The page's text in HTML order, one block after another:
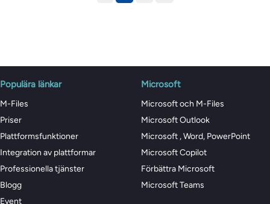
Populära länkar
M-Files
Priser
Plattformsfunktioner
Integration av plattformar
Professionella tjänster
Blogg
Event
Microsoft
Microsoft och M-Files
Microsoft Outlook
Microsoft , Word, PowerPoint
Microsoft Copilot
Förbättra Microsoft
Microsoft Teams